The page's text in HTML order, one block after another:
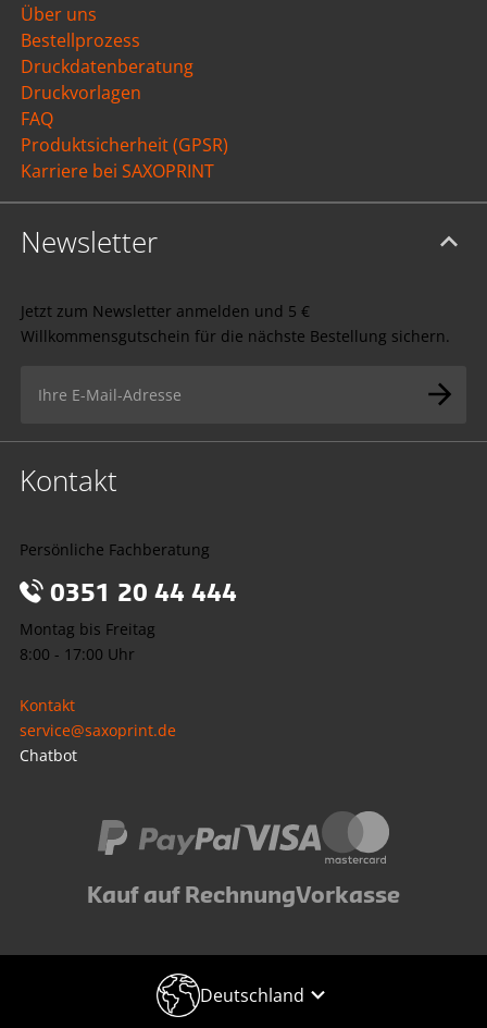
Über uns
Bestellprozess
Druckdatenberatung
Druckvorlagen
FAQ
Produktsicherheit (GPSR)
Karriere bei SAXOPRINT
Newsletter
Jetzt zum Newsletter anmelden und 5 €
Willkommensgutschein für die nächste Bestellung sichern.
Kontakt
Persönliche Fachberatung
0351 20 44 444
Montag bis Freitag
8:00 - 17:00 Uhr
Kontakt
service@saxoprint.de
Chatbot
Kauf auf RechnungVorkasse
Deutschland